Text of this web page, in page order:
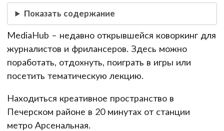
Показать содержание
MediaHub – недавно открывшейся коворкинг для
журналистов и фрилансеров. Здесь можно
поработать, отдохнуть, поиграть в игры или
посетить тематическую лекцию.
Находиться креативное пространство в
Печерском районе в 20 минутах от станции
метро Арсенальная.